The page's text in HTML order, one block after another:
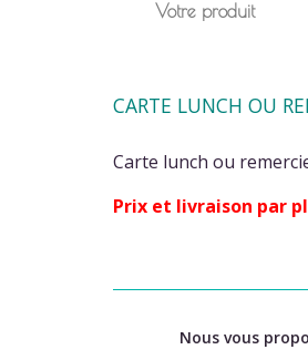
Votre produit
CARTE LUNCH OU
Carte lunch ou
Prix et livraison par
Nous vous